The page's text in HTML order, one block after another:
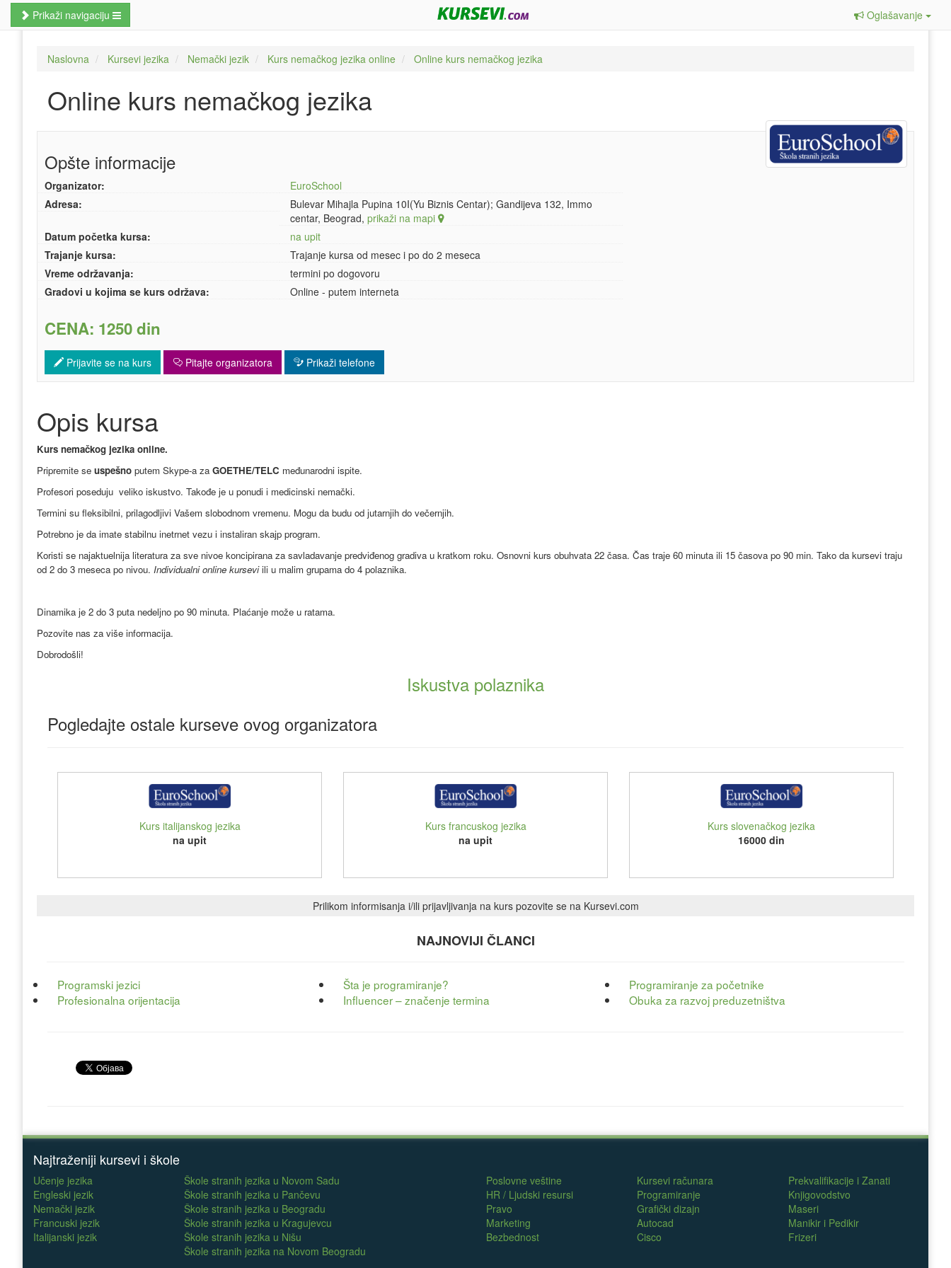
Prikaži navigaciju
Oglašavanje
Kursevi jezika
Kursevi računara
MBA studije
Prekvalifikacije i zanati
Nauči odmah
Pretraži kurseve
Naslovna Kursevi jezika Nemački jezik Kurs nemačkog jezika online Online kurs nemačkog jezika
Online kurs nemačkog jezika
Opšte informacije
Organizator:
EuroSchool
Adresa:
Bulevar Mihajla Pupina 10I(Yu Biznis Centar); Gandijeva 132, Immo
centar, Beograd, prikaži na mapi
Datum početka kursa:
na upit
Trajanje kursa:
Trajanje kursa od mesec i po do 2 meseca
Vreme održavanja:
termini po dogovoru
Gradovi u kojima se kurs održava:
Online - putem interneta
CENA: 1250 din
Prijavite se na kurs Pitajte organizatora Prikaži telefone
Opis kursa
Kurs nemačkog jezika online.
Pripremite se uspešno putem Skype-a za GOETHE/TELC međunarodni ispite.
Profesori poseduju veliko iskustvo. Takođe je u ponudi i medicinski nemački.
Termini su fleksibilni, prilagodljivi Vašem slobodnom vremenu. Mogu da budu od jutarnjih do večernjih.
Potrebno je da imate stabilnu inetrnet vezu i instaliran skajp program.
Koristi se najaktuelnija literatura za sve nivoe koncipirana za savladavanje predviđenog gradiva u kratkom roku. Osnovni kurs obuhvata 22 časa. Čas traje 60 minuta ili 15 časova po 90 min. Tako da kursevi traju
od 2 do 3 meseca po nivou. Individualni online kurseviili u malim grupama do 4 polaznika.
Dinamika je 2 do 3 puta nedeljno po 90 minuta. Plaćanje može u ratama.
Pozovite nas za više informacija.
Dobrodošli!
Iskustva polaznika
Pogledajte ostale kurseve ovog organizatora
Kurs italijanskog jezika
na upit
Kurs francuskog jezika
na upit
Kurs slovenačkog jezika
16000 din
Prilikom informisanja i/ili prijavljivanja na kurs pozovite se na Kursevi.com
NAJNOVIJI ČLANCI
Programski jezici Šta je programiranje?
Programiranje za početnike
Profesionalna orijentacija
Influencer – značenje termina Obuka za razvoj preduzetništva
Najtraženiji kursevi i škole
Učenje jezika
Engleski jezik
Nemački jezik
Francuski jezik
Italijanski jezik
Škole stranih jezika u Novom Sadu
Škole stranih jezika u Pančevu
Škole stranih jezika u Beogradu
Škole stranih jezika u Kragujevcu
Škole stranih jezika u Nišu
Škole stranih jezika na Novom Beogradu
Poslovne veštine
HR / Ljudski resursi
Pravo
Marketing
Bezbednost
Kursevi računara
Programiranje
Grafički dizajn
Autocad
Cisco
Prekvalifikacije i Zanati
Knjigovodstvo
Maseri
Manikir i Pedikir
Frizeri